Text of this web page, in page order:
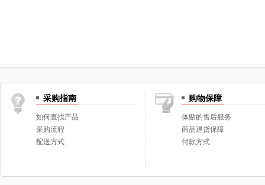
采购指南
如何查找产品
采购流程
配送方式
购物保障
体贴的售后服务
商品退货保障
付款方式